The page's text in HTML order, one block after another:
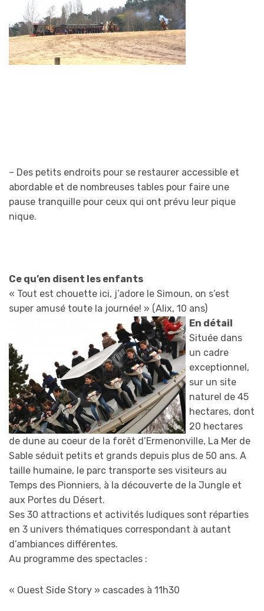
– Des petits endroits pour se restaurer accessible et
abordable et de nombreuses tables pour faire une
pause tranquille pour ceux qui ont prévu leur pique
nique.
Ce qu’en disent les enfants
« Tout est chouette ici, j’adore le Simoun, on s’est
super amusé toute la journée! » (Alix, 10 ans)
En détail
Située dans
un cadre
exceptionnel,
sur un site
naturel de 45
hectares, dont
20 hectares
de dune au coeur de la forêt d’Ermenonville, La Mer de
Sable séduit petits et grands depuis plus de 50 ans. A
taille humaine, le parc transporte ses visiteurs au
Temps des Pionniers, à la découverte de la Jungle et
aux Portes du Désert.
Ses 30 attractions et activités ludiques sont réparties
en 3 univers thématiques correspondant à autant
d’ambiances différentes.
Au programme des spectacles :
« Ouest Side Story » cascades à 11h30